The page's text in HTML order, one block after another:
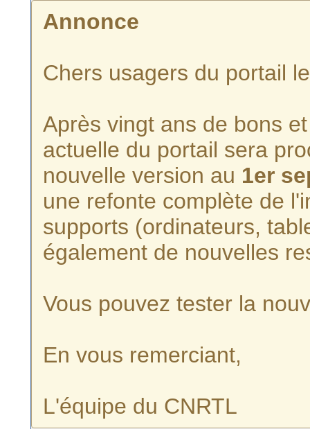
Annonce
Chers usagers du portail
Après vingt ans de bons
actuelle du portail sera
nouvelle version au 1er
une refonte complète de
supports (ordinateurs,
également de nouvelles
Vous pouvez tester la
En vous remerciant,
L'équipe du CNRTL